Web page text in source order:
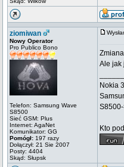
ziomiwan
Nowy Operator
Pro Publico Bono
Telefon: Samsung Wave
S8500
Sieć GSM: Plus
Internet: AgaNet
Komunikator: GG
Pomógł: 197 razy
Dołączył: 21 Sie 2007
Posty: 4404
Skąd: Słupsk
Ale jak
Nokia
Kto